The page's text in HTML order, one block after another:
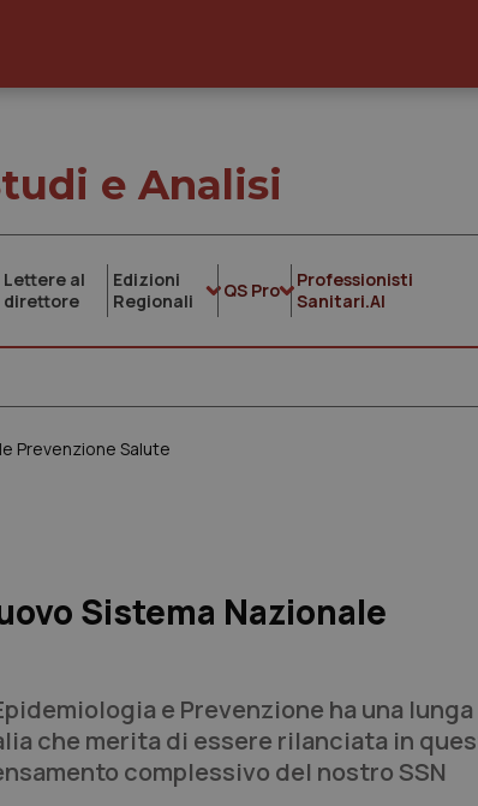
e Analisi
Lettere al
direttore
Edizioni
Regionali
QS Pro
Professionisti
Sanitari.AI
Prevenzione Salute
Sistema Nazionale
e Prevenzione ha una lunga
che merita di essere rilanciata in
complessivo del nostro SSN